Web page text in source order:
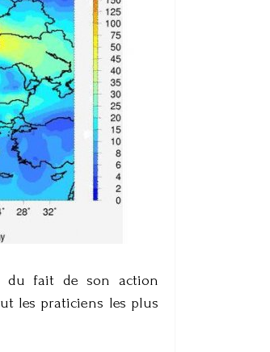
du fait de son action
les praticiens les plus